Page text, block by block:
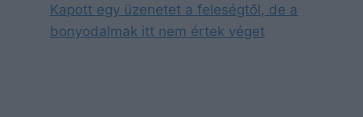
Kapott egy üzenetet a feleségtől, de a
bonyodalmak itt nem értek véget